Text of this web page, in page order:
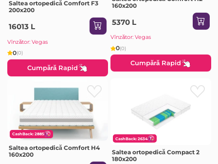
Saltea ortopedică Comfort F3
200x200
16013 L
Vînzător: Vegas
0(0)
Cumpără Rapid
160х200
5370 L
Vînzător: Vegas
0(0)
Cumpără Rapid
CashBack: 2885
Saltea ortopedică Comfort H4
160x200
CashBack: 2634
Saltea ortopedică Compact 2
180x200